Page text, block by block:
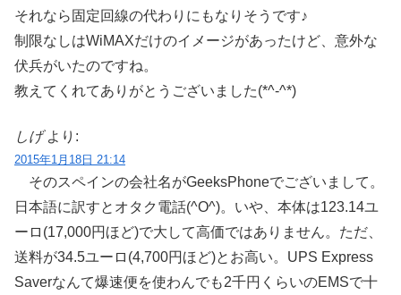
それなら固定回線の代わりにもなりそうです♪
制限なしはWiMAXだけのイメージがあったけど、意外な
伏兵がいたのですね。
教えてくれてありがとうございました(*^-^*)
しげ より:
2015年1月18日 21:14
そのスペインの会社名がGeeksPhoneでございまして。
日本語に訳すとオタク電話(^O^)。いや、本体は123.14ユ
ーロ(17,000円ほど)で大して高価ではありません。ただ、
送料が34.5ユーロ(4,700円ほど)とお高い。UPS Express
Saverなんて爆速便を使わんでも2千円くらいのEMSで十